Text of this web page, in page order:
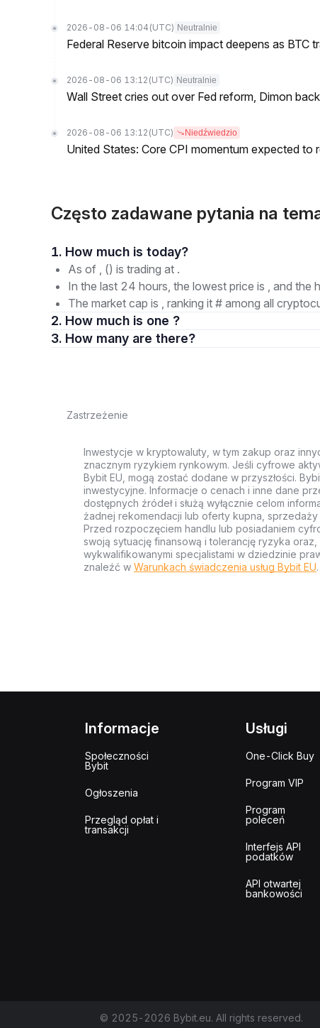
2026-08-06 14:04 (UTC) Neutralnie
Federal Reserve bitcoin impact deepens as BTC
2026-08-06 13:12 (UTC) Neutralnie
Wall Street cries out over Fed reform, Dimon
2026-08-06 13:12 (UTC) Niedźwiedzio
United States: Core CPI momentum expected to
Często zadawane pytania na
1. How much is today?
As of , () is trading at .
In the last 24 hours, the lowest price is , and the
The market cap is , ranking it # among all
2. How much is one ?
3. How many are there?
Zastrzeżenie
Inwestycje w kryptowaluty, w tym zakup oraz
znacznym ryzykiem rynkowym. Jeśli cyfrowe
Bybit EU, mogą zostać dodane w przyszłości.
inwestycyjne. Informacje o cenach i inne dane
dostępnych źródeł i służą wyłącznie celom
żadnej rekomendacji lub oferty kupna,
Przed rozpoczęciem handlu lub posiadaniem
swoją sytuację finansową i tolerancję ryzyka
wykwalifikowanymi specjalistami w dziedzinie
znaleźć w Warunkach świadczenia usług Bybit EU.
Informacje
Społeczności
Bybit
Ogłoszenia
Przegląd opłat i
transakcji
Usługi
One-Click Buy
Program VIP
Program
poleceń
Interfejs API
podatków
API otwartej
bankowości
© 2025-2026 Bybit.eu. All rights reserved.